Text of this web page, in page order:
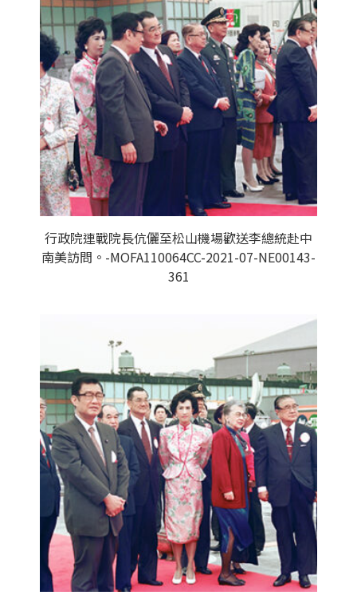
行政院連戰院長伉儷至松山機場歡送李總統赴中
南美訪問。-MOFA110064CC-2021-07-NE00143-
361